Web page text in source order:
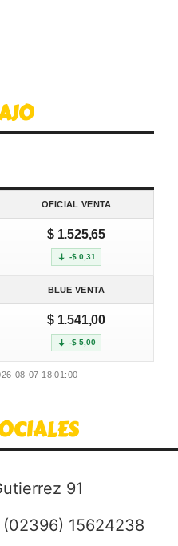
OFICIAL VENTA
$ 1.525,65
-$ 0,31
BLUE VENTA
$ 1.541,00
-$ 5,00
08-07 18:01:00
91
15624238